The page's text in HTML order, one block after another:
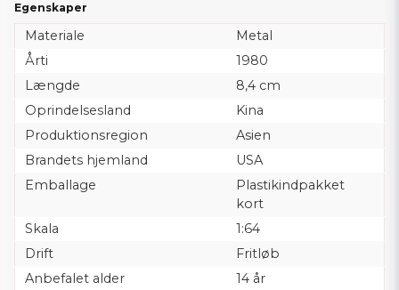
Egenskaper
Materiale
Metal
Årti
1980
Længde
8,4 cm
Oprindelsesland
Kina
Produktionsregion
Asien
Brandets hjemland
USA
Emballage
Plastikindpakket
kort
Skala
1:64
Drift
Fritløb
Anbefalet alder
14 år